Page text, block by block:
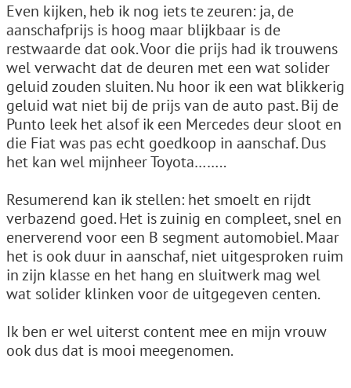
Even kijken, heb ik nog iets te zeuren: ja, de
aanschafprijs is hoog maar blijkbaar is de
restwaarde dat ook. Voor die prijs had ik trouwens
wel verwacht dat de deuren met een wat solider
geluid zouden sluiten. Nu hoor ik een wat blikkerig
geluid wat niet bij de prijs van de auto past. Bij de
Punto leek het alsof ik een Mercedes deur sloot en
die Fiat was pas echt goedkoop in aanschaf. Dus
het kan wel mijnheer Toyota……..
Resumerend kan ik stellen: het smoelt en rijdt
verbazend goed. Het is zuinig en compleet, snel en
enerverend voor een B segment automobiel. Maar
het is ook duur in aanschaf, niet uitgesproken ruim
in zijn klasse en het hang en sluitwerk mag wel
wat solider klinken voor de uitgegeven centen.
Ik ben er wel uiterst content mee en mijn vrouw
ook dus dat is mooi meegenomen.